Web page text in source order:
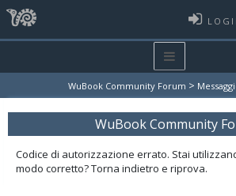
WuBook Community Forum >
WuBook Community
Codice di autorizzazione errato. Stai
modo corretto? Torna indietro e riprova.